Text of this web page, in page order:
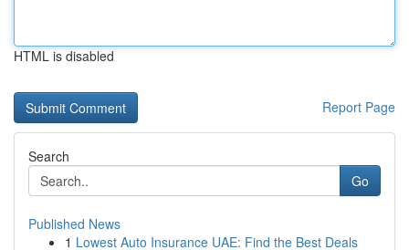
HTML is disabled
Report Page
Search
Go
Published News
1 Lowest Auto Insurance UAE: Find the Best Deals